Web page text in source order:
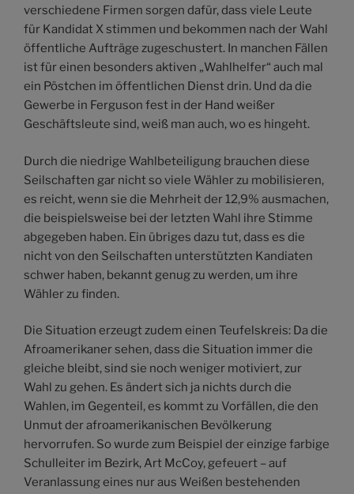
verschiedene Firmen sorgen dafür, dass viele Leute
für Kandidat X stimmen und bekommen nach der Wahl
öffentliche Aufträge zugeschustert. In manchen Fällen
ist für einen besonders aktiven „Wahlhelfer“ auch mal
ein Pöstchen im öffentlichen Dienst drin. Und da die
Gewerbe in Ferguson fest in der Hand weißer
Geschäftsleute sind, weiß man auch, wo es hingeht.
Durch die niedrige Wahlbeteiligung brauchen diese
Seilschaften gar nicht so viele Wähler zu mobilisieren,
es reicht, wenn sie die Mehrheit der 12,9% ausmachen,
die beispielsweise bei der letzten Wahl ihre Stimme
abgegeben haben. Ein übriges dazu tut, dass es die
nicht von den Seilschaften unterstützten Kandiaten
schwer haben, bekannt genug zu werden, um ihre
Wähler zu finden.
Die Situation erzeugt zudem einen Teufelskreis: Da die
Afroamerikaner sehen, dass die Situation immer die
gleiche bleibt, sind sie noch weniger motiviert, zur
Wahl zu gehen. Es ändert sich ja nichts durch die
Wahlen, im Gegenteil, es kommt zu Vorfällen, die den
Unmut der afroamerikanischen Bevölkerung
hervorrufen. So wurde zum Beispiel der einzige farbige
Schulleiter im Bezirk, Art McCoy, gefeuert – auf
Veranlassung eines nur aus Weißen bestehenden